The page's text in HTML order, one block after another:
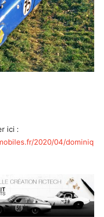
ici :
2020/04/dominiq